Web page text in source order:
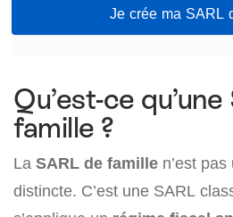
Je crée ma SARL
Qu’est-ce
famille ?
La SARL de famille n’est
distincte. C’est une SARL